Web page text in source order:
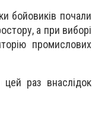
бойовиків почали
а при виборі
промислових
раз внаслідок